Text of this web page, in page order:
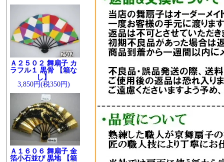
Ａ２５０２ 舞扇子 カ
ラフル１ 黒骨 【箱な
し】
3,850円(税350円)
Ａ１６０６ 舞扇子 金
箔小石並び 黒地 【箱